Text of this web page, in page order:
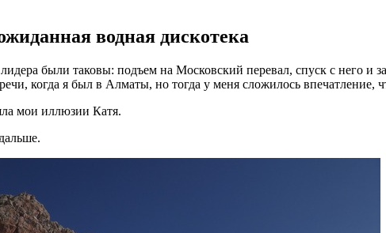
водная дискотека
были таковы: подъем на Московский перевал, спуск с него и
когда я был в Алматы, но тогда у меня сложилось впечатление,
мои иллюзии Катя.